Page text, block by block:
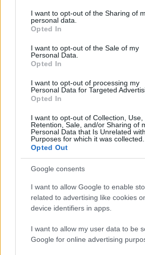
not limited to your visit or usage
grant or deny consent to Google and its
use your data for below specified
consent section.
I want to opt-out of the Sharing of
personal data.
Opted In
I want to opt-out of the Sale of my
Personal Data.
Opted In
I want to opt-out of processing my
Personal Data for Targeted
Opted In
I want to opt-out of Collection, Use,
Retention, Sale, and/or Sharing of
Personal Data that Is Unrelated
Purposes for which it was collected.
Opted Out
Google consents
I want to allow Google to enable
related to advertising like cookies
device identifiers in apps.
I want to allow my user data to be
Google for online advertising
Ανατολικός-νοτιοανατολικός
Λεπτομέρειες
Ριπή Ανέμου 3 bf
Ορατότητα 0 km
42 %
0.0 mm/hr
Σημείο δρόσου 0 °C
1013 hPa
Ηλιακή ακτινοβολία
Καθαρός
Αίσθηση30°Άνεμος2 bf
Ανατολικός
Λεπτομέρειες
Ορατότητα 0 km
Υγρασία 44 %